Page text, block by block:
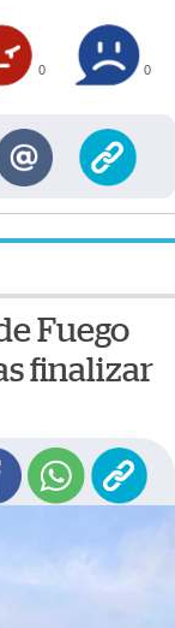
0 0
Fuego
finalizar